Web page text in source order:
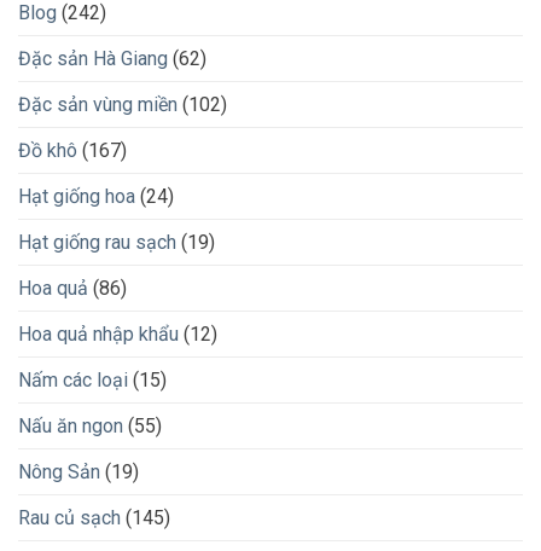
Blog (242)
Đặc sản Hà Giang (62)
Đặc sản vùng miền (102)
Đồ khô (167)
Hạt giống hoa (24)
Hạt giống rau sạch (19)
Hoa quả (86)
Hoa quả nhập khẩu (12)
Nấm các loại (15)
Nấu ăn ngon (55)
Nông Sản (19)
Rau củ sạch (145)